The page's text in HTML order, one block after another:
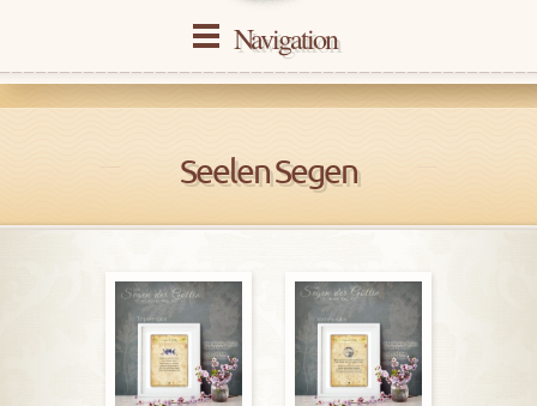
Navigation
Seelen Segen